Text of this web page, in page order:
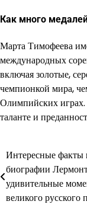
Как много
Марта Тимофеева
международных
включая золотые,
чемпионкой мира,
Олимпийских
таланте и
Навигация
по
записям
Интересные факты
биографии
удивительные
великого русского